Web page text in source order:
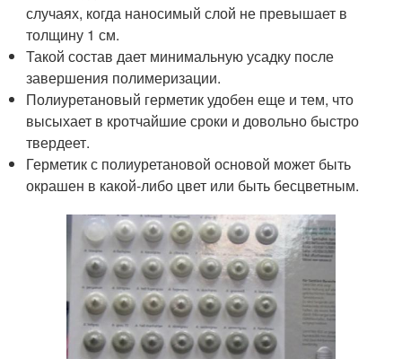
случаях, когда наносимый слой не превышает в
толщину 1 см.
Такой состав дает минимальную усадку после
завершения полимеризации.
Полиуретановый герметик удобен еще и тем, что
высыхает в кротчайшие сроки и довольно быстро
твердеет.
Герметик с полиуретановой основой может быть
окрашен в какой-либо цвет или быть бесцветным.